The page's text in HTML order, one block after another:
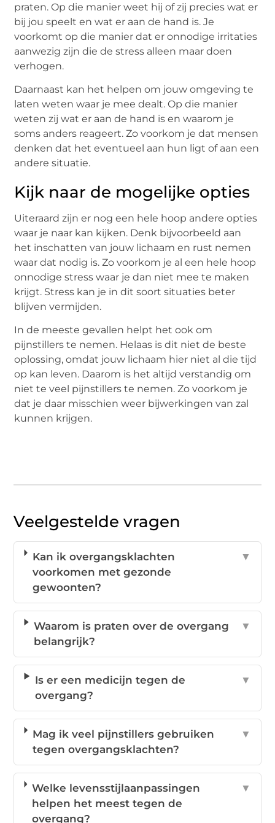
praten. Op die manier weet hij of zij precies wat er
bij jou speelt en wat er aan de hand is. Je
voorkomt op die manier dat er onnodige irritaties
aanwezig zijn die de stress alleen maar doen
verhogen.
Daarnaast kan het helpen om jouw omgeving te
laten weten waar je mee dealt. Op die manier
weten zij wat er aan de hand is en waarom je
soms anders reageert. Zo voorkom je dat mensen
denken dat het eventueel aan hun ligt of aan een
andere situatie.
Kijk naar de mogelijke opties
Uiteraard zijn er nog een hele hoop andere opties
waar je naar kan kijken. Denk bijvoorbeeld aan
het inschatten van jouw lichaam en rust nemen
waar dat nodig is. Zo voorkom je al een hele hoop
onnodige stress waar je dan niet mee te maken
krijgt. Stress kan je in dit soort situaties beter
blijven vermijden.
In de meeste gevallen helpt het ook om
pijnstillers te nemen. Helaas is dit niet de beste
oplossing, omdat jouw lichaam hier niet al die tijd
op kan leven. Daarom is het altijd verstandig om
niet te veel pijnstillers te nemen. Zo voorkom je
dat je daar misschien weer bijwerkingen van zal
kunnen krijgen.
Veelgestelde vragen
Kan ik overgangsklachten
voorkomen met gezonde
gewoonten?
▼
Waarom is praten over de overgang
belangrijk?
▼
Is er een medicijn tegen de
overgang?
▼
Mag ik veel pijnstillers gebruiken
tegen overgangsklachten?
▼
Welke levensstijlaanpassingen
helpen het meest tegen de
overgang?
▼